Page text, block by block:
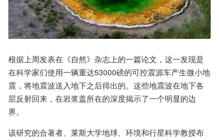
根据上周发表在《自然》杂志上的一篇论文，这一发现是
在科学家们使用一辆重达53000磅的可控震源车产生微小地
震，将地震波送入地下之后得出的。这些地震波在地下各
层反射回来，在岩浆盖所在的深度揭示了一个明显的边
界。
该研究的合著者、莱斯大学地球、环境和行星科学教授布